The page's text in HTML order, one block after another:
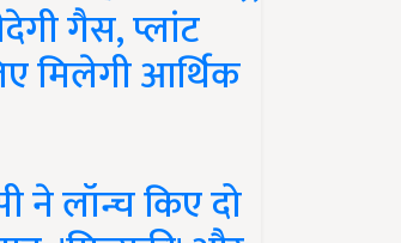
गैस, प्लांट
मिलेगी आर्थिक
ने लॉन्च किए दो